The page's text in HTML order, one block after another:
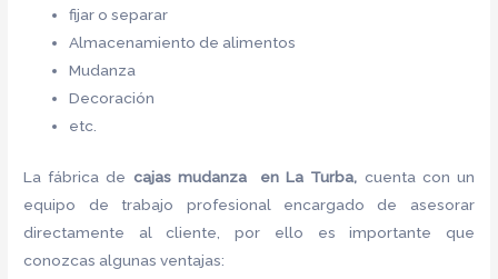
fijar o separar
Almacenamiento de alimentos
Mudanza
Decoración
etc.
La fábrica de cajas mudanza en La Turba, cuenta con un
equipo de trabajo profesional encargado de asesorar
directamente al cliente, por ello es importante que
conozcas algunas ventajas: